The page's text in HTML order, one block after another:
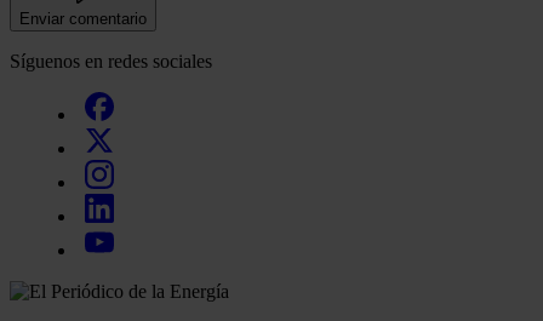
Enviar comentario
Síguenos en redes sociales